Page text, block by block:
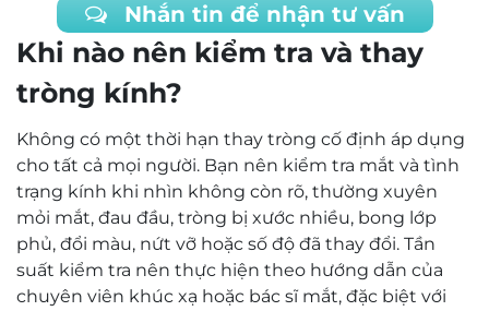
Nhắn tin để nhận tư vấn
Khi nào nên kiểm tra và thay
tròng kính?
Không có một thời hạn thay tròng cố định áp dụng
cho tất cả mọi người. Bạn nên kiểm tra mắt và tình
trạng kính khi nhìn không còn rõ, thường xuyên
mỏi mắt, đau đầu, tròng bị xước nhiều, bong lớp
phủ, đổi màu, nứt vỡ hoặc số độ đã thay đổi. Tần
suất kiểm tra nên thực hiện theo hướng dẫn của
chuyên viên khúc xạ hoặc bác sĩ mắt, đặc biệt với